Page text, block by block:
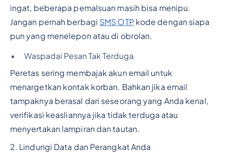
ingat, beberapa pemalsuan masih bisa menipu.
Jangan pernah berbagi SMS OTPkode dengan siapa
pun yang menelepon atau di obrolan.
Waspadai Pesan Tak Terduga
Peretas sering membajak akun email untuk
menargetkan kontak korban. Bahkan jika email
tampaknya berasal dari seseorang yang Anda kenal,
verifikasi keasliannya jika tidak terduga atau
menyertakan lampiran dan tautan.
2. Lindungi Data dan Perangkat Anda